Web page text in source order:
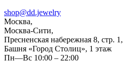
shop@dd.jewelry
Москва,
Москва-Сити,
Пресненская набережная 8, стр. 1,
Башня «Город Столиц», 1 этаж
Пн—Вс 10:00 – 22:00